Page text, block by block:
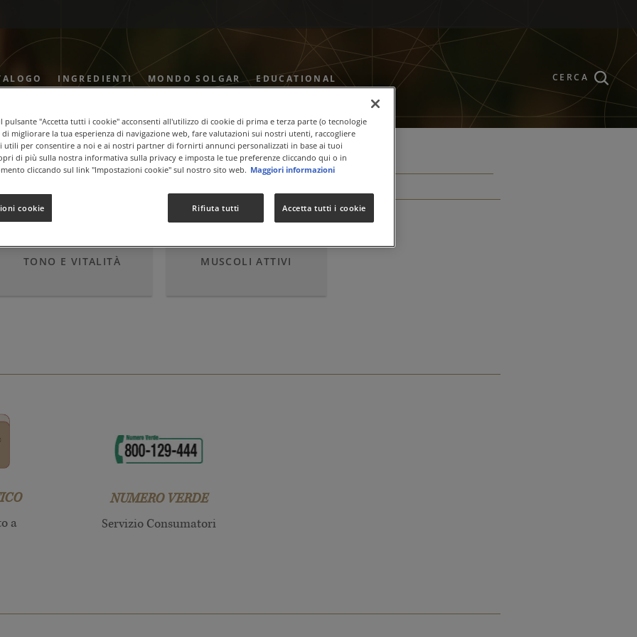
INGREDIENTI MONDO SOLGAR EDUCATIONAL CERCA
TONO E VITALITÀ MUSCOLI ATTIVI
a
NUMERO VERDE
Servizio Consumatori
pulsante "Accetta tutti i cookie" acconsenti all'utilizzo di cookie di prima e terza parte (o tecnologie
di migliorare la tua esperienza di navigazione web, fare valutazioni sui nostri utenti, raccogliere
utili per consentire a noi e ai nostri partner di fornirti annunci personalizzati in base ai tuoi
di più sulla nostra informativa sulla privacy e imposta le tue preferenze cliccando qui o in
cliccando sul link "Impostazioni cookie" sul nostro sito web. Maggiori informazioni
cookie Rifiuta tutti Accetta tutti i cookie